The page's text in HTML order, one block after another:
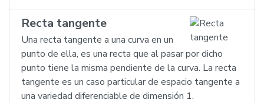
Recta tangente
Una recta tangente a una curva en un
punto de ella, es una recta que al pasar por dicho
punto tiene la misma pendiente de la curva. La recta
tangente es un caso particular de espacio tangente a
una variedad diferenciable de dimensión 1.